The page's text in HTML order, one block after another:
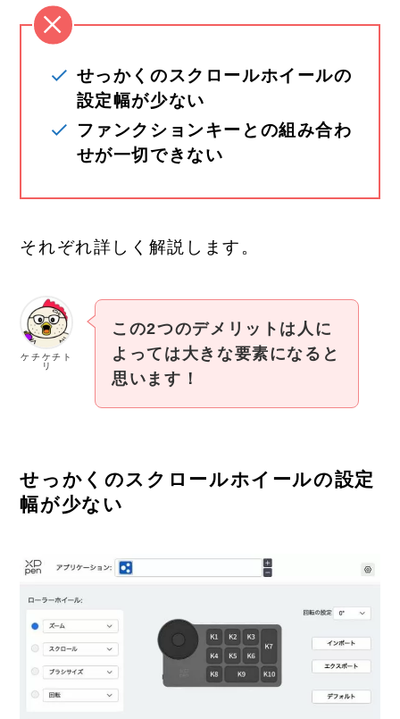
せっかくのスクロールホイールの
設定幅が少ない
ファンクションキーとの組み合わ
せが一切できない
それぞれ詳しく解説します。
ケチケチト
リ
この2つのデメリットは人に
よっては大きな要素になると
思います！
せっかくのスクロールホイールの設定
幅が少ない